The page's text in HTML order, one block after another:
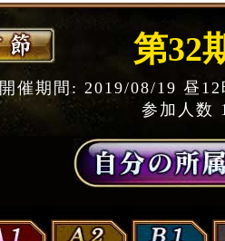
第32
開催期間: 2019/08/19 昼
参加人数